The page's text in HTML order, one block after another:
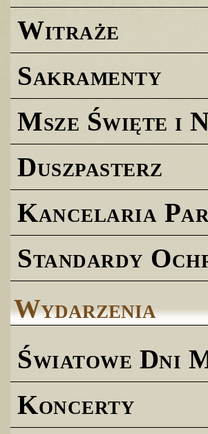
Witraże
Sakramenty
Msze Święte i
Duszpasterz
Kancelaria
Standardy
Wydarzenia
Światowe Dni
Koncerty